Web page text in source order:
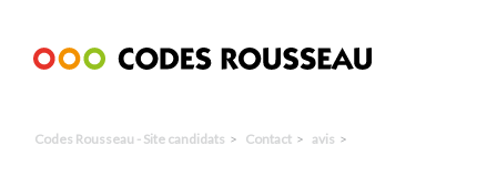
Codes Rousseau - Site candidats Contact avis